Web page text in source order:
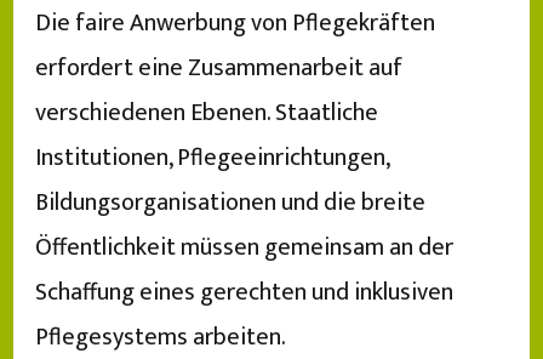
Die faire Anwerbung von Pflegekräften
erfordert eine Zusammenarbeit auf
verschiedenen Ebenen. Staatliche
Institutionen, Pflegeeinrichtungen,
Bildungsorganisationen und die breite
Öffentlichkeit müssen gemeinsam an der
Schaffung eines gerechten und inklusiven
Pflegesystems arbeiten.